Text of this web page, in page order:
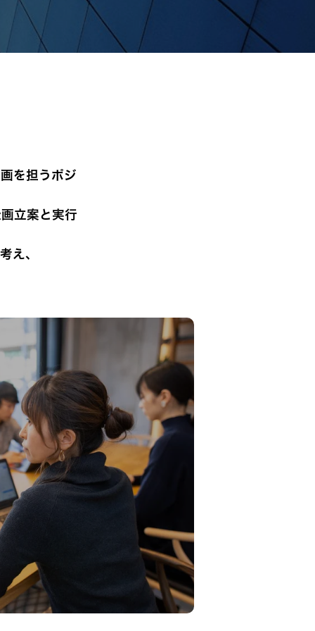
を担うポジ
立案と実行
え、